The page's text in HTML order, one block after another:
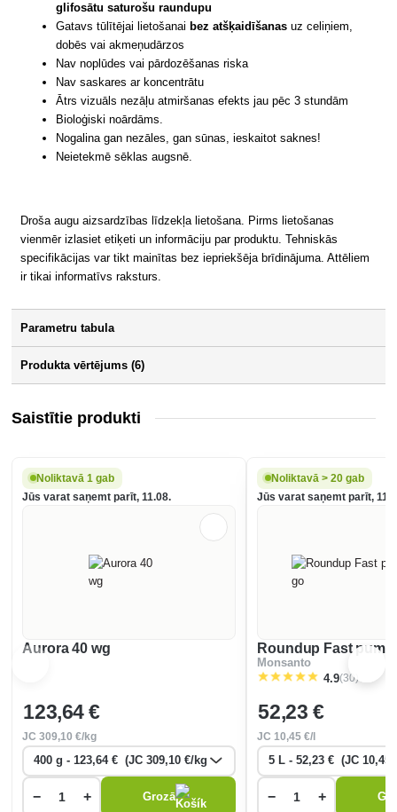
glifosātu saturošu raundupu
Gatavs tūlītējai lietošanai bez atšķaidīšanas uz celiņiem,
dobēs vai akmeņudārzos
Nav noplūdes vai pārdozēšanas riska
Nav saskares ar koncentrātu
Ātrs vizuāls nezāļu atmiršanas efekts jau pēc 3 stundām
Bioloģiski noārdāms.
Nogalina gan nezāles, gan sūnas, ieskaitot saknes!
Neietekmē sēklas augsnē.
Droša augu aizsardzības līdzekļa lietošana. Pirms lietošanas
vienmēr izlasiet etiķeti un informāciju par produktu. Tehniskās
specifikācijas var tikt mainītas bez iepriekšēja brīdinājuma. Attēliem
ir tikai informatīvs raksturs.
Parametru tabula
Produkta vērtējums (6)
Saistītie produkti
Noliktavā 1 gab
Jūs varat saņemt parīt, 11.08.
Aurora 40 wg
123,64 €
JC309,10 €/kg
− + Grozā
Noliktavā > 20 gab
Jūs varat saņemt parīt,
Roundup Fast
Monsanto
4.9(30)
52,23 €
JC 10,45 €/l
− +